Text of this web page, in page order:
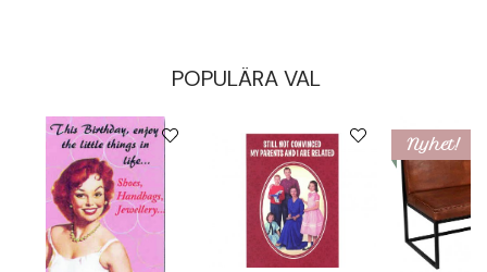
POPULÄRA VAL
Nyhet!